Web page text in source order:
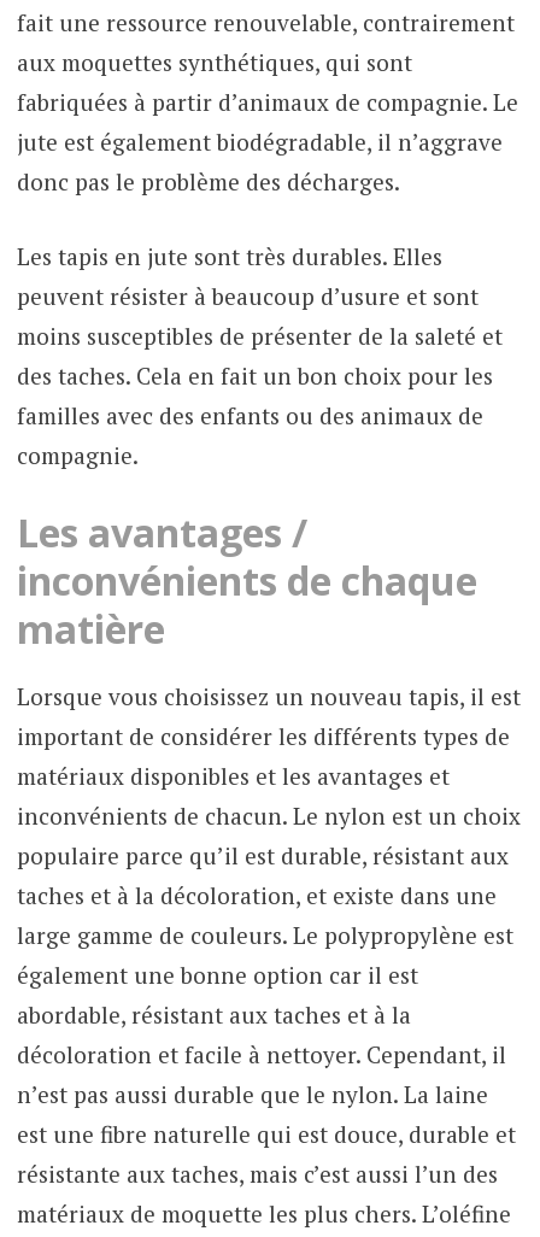
fait une ressource renouvelable, contrairement
aux moquettes synthétiques, qui sont
fabriquées à partir d’animaux de compagnie. Le
jute est également biodégradable, il n’aggrave
donc pas le problème des décharges.
Les tapis en jute sont très durables. Elles
peuvent résister à beaucoup d’usure et sont
moins susceptibles de présenter de la saleté et
des taches. Cela en fait un bon choix pour les
familles avec des enfants ou des animaux de
compagnie.
Les avantages /
inconvénients de chaque
matière
Lorsque vous choisissez un nouveau tapis, il est
important de considérer les différents types de
matériaux disponibles et les avantages et
inconvénients de chacun. Le nylon est un choix
populaire parce qu’il est durable, résistant aux
taches et à la décoloration, et existe dans une
large gamme de couleurs. Le polypropylène est
également une bonne option car il est
abordable, résistant aux taches et à la
décoloration et facile à nettoyer. Cependant, il
n’est pas aussi durable que le nylon. La laine
est une fibre naturelle qui est douce, durable et
résistante aux taches, mais c’est aussi l’un des
matériaux de moquette les plus chers. L’oléfine